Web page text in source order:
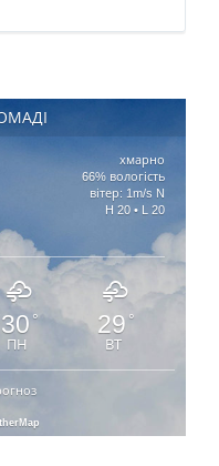
хмарно
66% вологість
вітер: 1m/s N
H 20 • L 20
30 °
ПН
29 °
ВТ